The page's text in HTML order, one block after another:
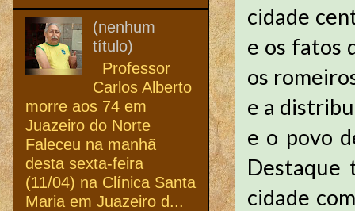
cidade
e os fatos
os
e a
e o povo
Destaque
cidade
(nenhum
título)
Professor
Carlos Alberto
morre aos 74 em
Juazeiro do Norte
Faleceu na manhã
desta sexta-feira
(11/04) na Clínica Santa
Maria em Juazeiro d...